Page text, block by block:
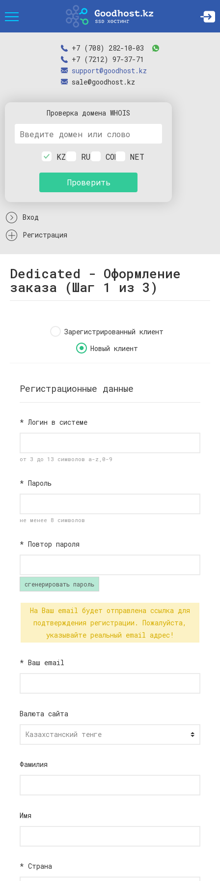
+7 (708) 282-10-03
+7 (7212) 97-37-71
support@goodhost.kz
sale@goodhost.kz
Проверка домена WHOIS
Проверить
KZ RU COM NET
Вход
Регистрация
Dedicated - Оформление
заказа (Шаг 1 из 3)
Зарегистрированный клиент
Новый клиент
Регистрационные данные
* Логин в системе
от 3 до 13 символов a-z,0-9
* Пароль
не менее 8 символов
* Повтор пароля
сгенерировать пароль
На Ваш email будет отправлена ссылка для
подтверждения регистрации. Пожалуйста,
указывайте реальный email адрес!
* Ваш email
Валюта сайта
Фамилия
Имя
* Страна